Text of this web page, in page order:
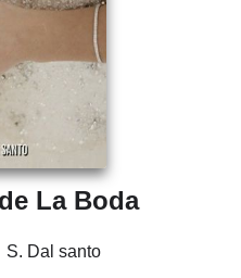
La Boda
S. Dal santo